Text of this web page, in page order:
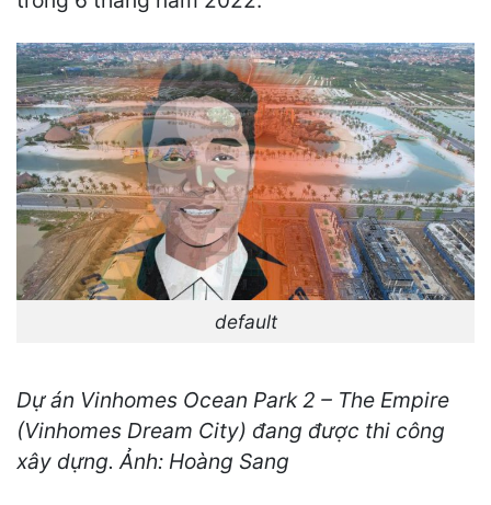
default
Dự án Vinhomes Ocean Park 2 – The Empire
(Vinhomes Dream City) đang được thi công
xây dựng. Ảnh: Hoàng Sang